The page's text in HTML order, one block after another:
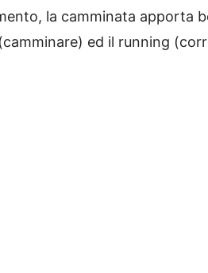
la camminata apporta
ed il running